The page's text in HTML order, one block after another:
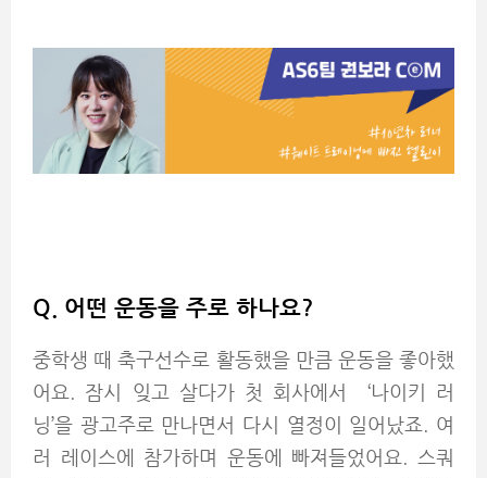
Q. 어떤 운동을 주로 하나요?
중학생 때 축구선수로 활동했을 만큼 운동을 좋아했
어요. 잠시 잊고 살다가 첫 회사에서 ‘나이키 러
닝’을 광고주로 만나면서 다시 열정이 일어났죠. 여
러 레이스에 참가하며 운동에 빠져들었어요. 스쿼